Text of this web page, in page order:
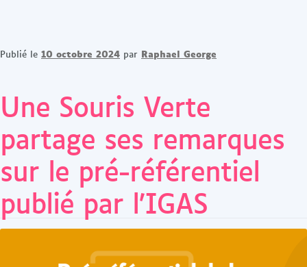
Publié le 10 octobre 2024 par Raphael George
Une Souris Verte
partage ses remarques
sur le pré-référentiel
publié par l’IGAS